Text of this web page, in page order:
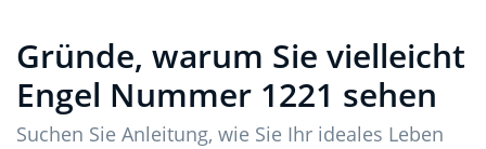
Gründe, warum Sie vielleicht
Engel Nummer 1221 sehen
Suchen Sie Anleitung, wie Sie Ihr ideales Leben